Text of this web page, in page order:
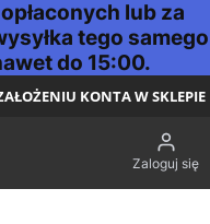
lub za
tego samego
do 15:00.
KONTA W SKLEPIE
Zaloguj się